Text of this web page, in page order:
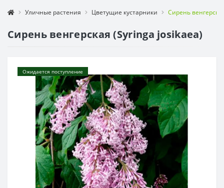
Уличные растения Цветущие кустарники Сирень
Сирень венгерская (Syringa josikaea)
Ожидается поступление